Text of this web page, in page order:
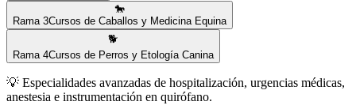
🐎
Rama 3Cursos de Caballos y Medicina Equina
🐕
Rama 4Cursos de Perros y Etología Canina
💡 Especialidades avanzadas de hospitalización, urgencias médicas,
anestesia e instrumentación en quirófano.